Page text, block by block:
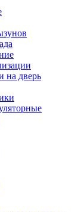
на дверь